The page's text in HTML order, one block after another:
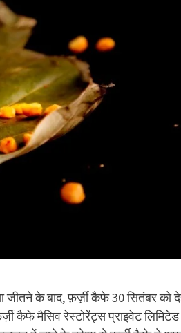
के बाद, फ़र्ज़ी कैफे 30 सितंबर को
कैफे मैसिव रेस्टोरेंट्स प्राइवेट